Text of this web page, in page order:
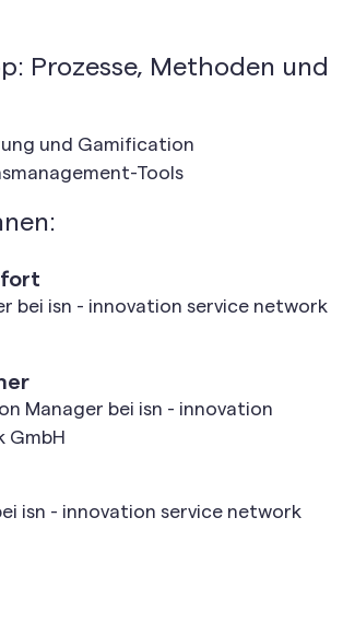
Prozesse, Methoden und
und Gamification
Tools
bei isn - innovation service network
Manager bei isn - innovation
GmbH
isn - innovation service network